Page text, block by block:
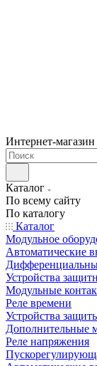
Интернет-магазин
Каталог
По всему сайту
По каталогу
Каталог
Модульное
Автоматические
Устройства
Модульные
Реле времени
Устройства
Дополнительные
Реле напряжения